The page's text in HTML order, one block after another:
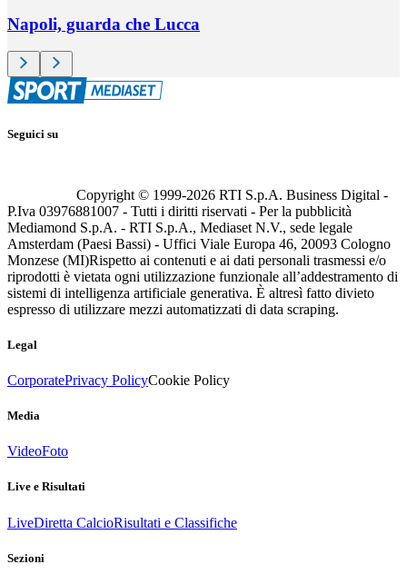
Napoli, guarda che Lucca
Seguici su
Copyright © 1999-2026 RTI S.p.A. Business Digital -
P.Iva 03976881007 - Tutti i diritti riservati - Per la pubblicità
Mediamond S.p.A. - RTI S.p.A., Mediaset N.V., sede legale
Amsterdam (Paesi Bassi) - Uffici Viale Europa 46, 20093 Cologno
Monzese (MI)Rispetto ai contenuti e ai dati personali trasmessi e/o
riprodotti è vietata ogni utilizzazione funzionale all’addestramento di
sistemi di intelligenza artificiale generativa. È altresì fatto divieto
espresso di utilizzare mezzi automatizzati di data scraping.
Legal
CorporatePrivacy PolicyCookie Policy
Media
VideoFoto
Live e Risultati
LiveDiretta CalcioRisultati e Classifiche
Sezioni